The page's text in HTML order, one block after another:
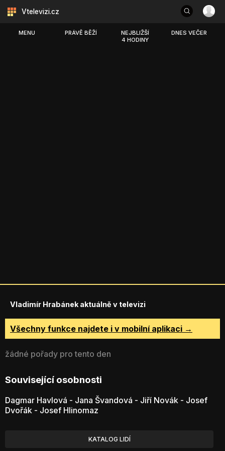
Vtelevizi.cz
MENU PRÁVĚ BĚŽÍ
NEJBLIŽŠÍ
4 HODINY
DNES VEČER
Vladimír Hrabánek aktuálně v televizi
Všechny funkce najdete i v mobilní aplikaci →
žádné pořady pro tento den
Související osobnosti
Dagmar Havlová - Jana Švandová - Jiří Novák - Josef
Dvořák - Josef Hlinomaz
KATALOG LIDÍ